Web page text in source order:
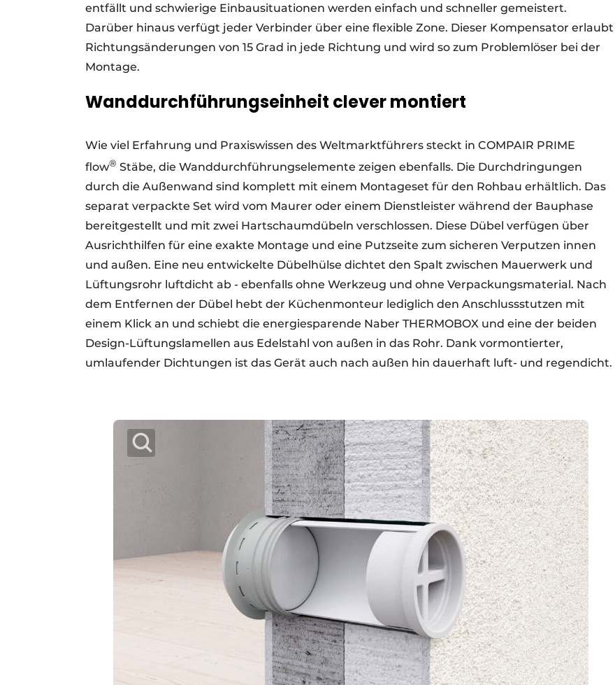
entfällt und schwierige Einbausituationen werden einfach und schneller gemeistert.
Darüber hinaus verfügt jeder Verbinder über eine flexible Zone. Dieser Kompensator erlaubt
Richtungsänderungen von 15 Grad in jede Richtung und wird so zum Problemlöser bei der
Montage.
Wanddurchführungseinheit clever montiert
Wie viel Erfahrung und Praxiswissen des Weltmarktführers steckt in COMPAIR PRIME
flow® Stäbe, die Wanddurchführungselemente zeigen ebenfalls. Die Durchdringungen
durch die Außenwand sind komplett mit einem Montageset für den Rohbau erhältlich. Das
separat verpackte Set wird vom Maurer oder einem Dienstleister während der Bauphase
bereitgestellt und mit zwei Hartschaumdübeln verschlossen. Diese Dübel verfügen über
Ausrichthilfen für eine exakte Montage und eine Putzseite zum sicheren Verputzen innen
und außen. Eine neu entwickelte Dübelhülse dichtet den Spalt zwischen Mauerwerk und
Lüftungsrohr luftdicht ab - ebenfalls ohne Werkzeug und ohne Verpackungsmaterial. Nach
dem Entfernen der Dübel hebt der Küchenmonteur lediglich den Anschlussstutzen mit
einem Klick an und schiebt die energiesparende Naber THERMOBOX und eine der beiden
Design-Lüftungslamellen aus Edelstahl von außen in das Rohr. Dank vormontierter,
umlaufender Dichtungen ist das Gerät auch nach außen hin dauerhaft luft- und regendicht.